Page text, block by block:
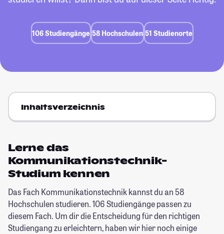
106 Studiengänge 58 Hochschulen 51 Studienorte
Inhaltsverzeichnis
Lerne das
Kommunikationstechnik-
Studium kennen
Das Fach Kommunikationstechnik kannst du an 58
Hochschulen studieren. 106 Studiengänge passen zu
diesem Fach. Um dir die Entscheidung für den richtigen
Studiengang zu erleichtern, haben wir hier noch einige